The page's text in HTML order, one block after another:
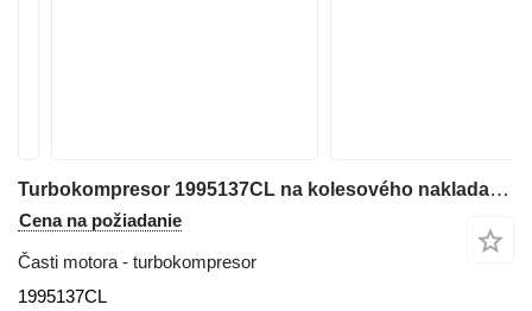
Turbokompresor 1995137CL na kolesového nakladača Case 580SM
Cena na požiadanie
Časti motora - turbokompresor
1995137CL